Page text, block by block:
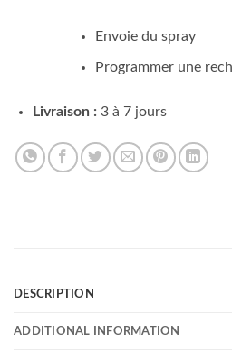
Envoie du spray
Programmer une
Livraison :3 à 7 jours
DESCRIPTION
ADDITIONAL INFORMATION